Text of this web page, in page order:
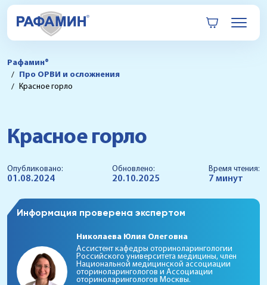
Рафамин®
Про ОРВИ и осложнения
Красное горло
Красное горло
Опубликовано:
01.08.2024
Обновлено:
20.10.2025
Время чтения:
7 минут
Информация проверена экспертом
Николаева Юлия Олеговна
Ассистент кафедры оториноларингологии
Российского университета медицины, член
Национальной медицинской ассоциации
оториноларингологов и Ассоциации
оториноларингологов Москвы.